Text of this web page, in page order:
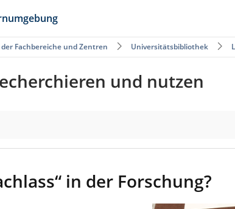
Fachbereiche und Zentren Universitätsbibliothek
und nutzen
in der Forschung?